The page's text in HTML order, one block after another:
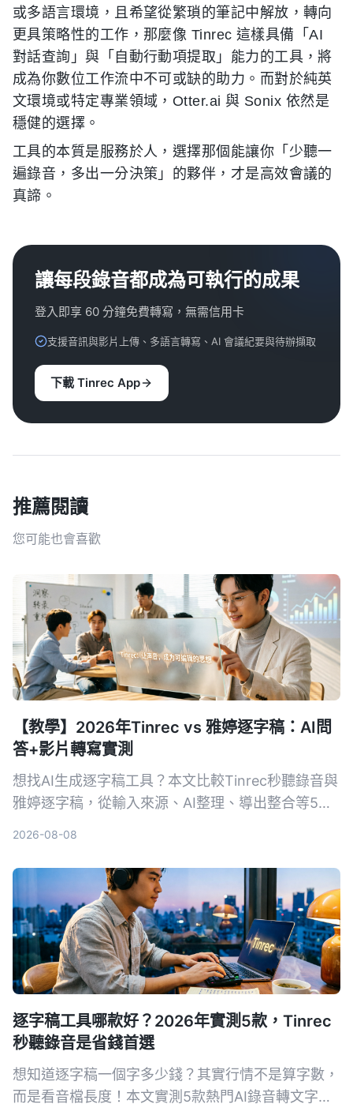
或多語言環境，且希望從繁瑣的筆記中解放，轉向
更具策略性的工作，那麼像 Tinrec 這樣具備「AI
對話查詢」與「自動行動項提取」能力的工具，將
成為你數位工作流中不可或缺的助力。而對於純英
文環境或特定專業領域，Otter.ai 與 Sonix 依然是
穩健的選擇。
工具的本質是服務於人，選擇那個能讓你「少聽一
遍錄音，多出一分決策」的夥伴，才是高效會議的
真諦。
讓每段錄音都成為可執行的成果
登入即享 60 分鐘免費轉寫，無需信用卡
支援音訊與影片上傳、多語言轉寫、AI 會議紀要與待辦擷取
下載 Tinrec App
推薦閱讀
您可能也會喜歡
【教學】2026年Tinrec vs 雅婷逐字稿：AI問
答+影片轉寫實測
想找AI生成逐字稿工具？本文比較Tinrec秒聽錄音與
雅婷逐字稿，從輸入來源、AI整理、導出整合等5大
2026-08-08
逐字稿工具哪款好？2026年實測5款，Tinrec
秒聽錄音是省錢首選
想知道逐字稿一個字多少錢？其實行情不是算字數，
而是看音檔長度！本文實測5款熱門AI錄音轉文字工